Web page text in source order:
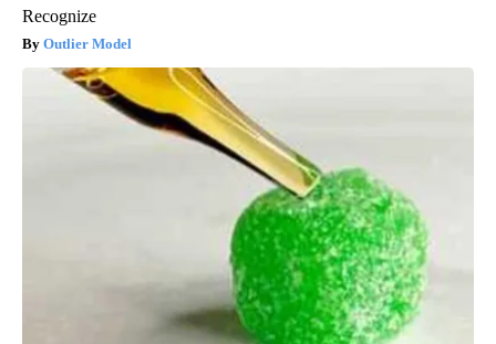
Recognize
Outlier Model